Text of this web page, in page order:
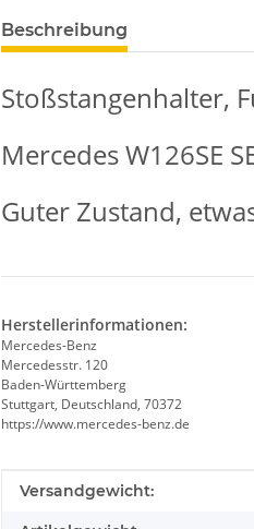
Beschreibung
Stoßstangenhalter,
Mercedes W126SE
Guter Zustand,
Herstellerinformationen:
Mercedes-Benz
Mercedesstr. 120
Baden-Württemberg
Stuttgart, Deutschland, 70372
https://www.mercedes-benz.de
Produkteigenschaft
Wert
Versandgewicht: